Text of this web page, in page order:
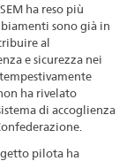
ha reso più
sono già in
al
e sicurezza nei
ha rivelato
di accoglienza
pilota ha